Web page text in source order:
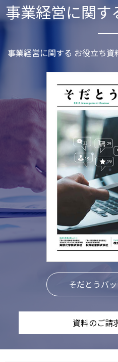
事業経営に関す
事業経営に関する お役立ち
そだとうバ
資料のご請